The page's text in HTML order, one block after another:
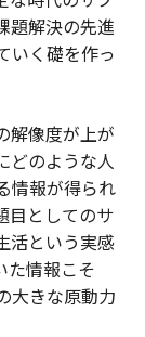
題解決の先進
いく礎を作っ
解像度が上が
どのような人
情報が得られ
目としてのサ
活という実感
た情報こそ
大きな原動力